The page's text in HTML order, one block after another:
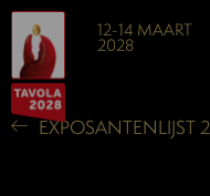
12-14 MAART
2028
EXPOSANTENLIJST